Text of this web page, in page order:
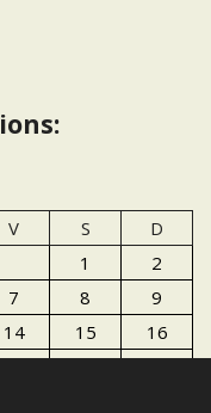
V S
D
1
2
7 8
9
14 15
16